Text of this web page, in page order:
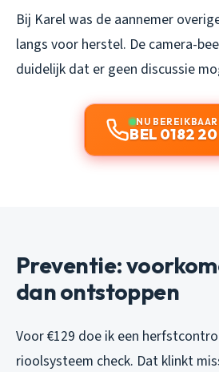
Bij Karel was de aannemer
langs voor herstel. De camera-
duidelijk dat er geen discussie
NU BEREIKBAAR
BEL 0182 20
Preventie:
dan ontstoppen
Voor €129 doe ik een
rioolsysteem check. Dat klinkt